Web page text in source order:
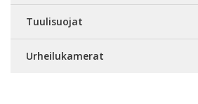
Tuulisuojat
Urheilukamerat